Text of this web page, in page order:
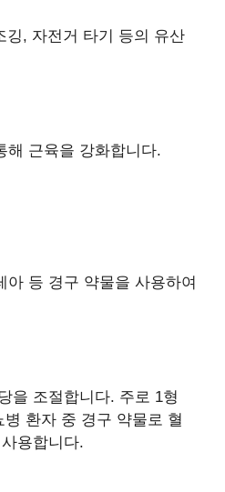
깅, 자전거 타기 등의 유산
해 근육을 강화합니다.
아 등 경구 약물을 사용하여
을 조절합니다. 주로 1형
환자 중 경구 약물로 혈
용합니다.